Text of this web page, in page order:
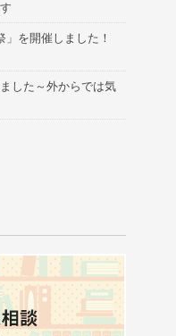
を開催しました！
した～外からでは気